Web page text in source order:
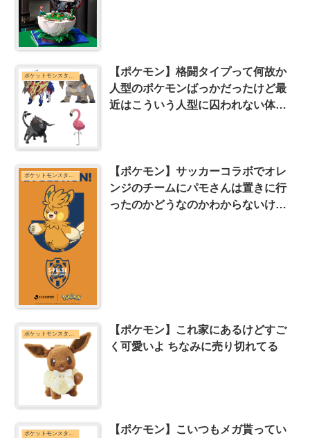
ポケットモンスターシリーズまとめ
【ポケモン】格闘タイプって何故か
人型のポケモンばっかだったけど最
近はこういう人型に囚われない体型
ポケットモンスターシリーズまとめ
【ポケモン】サッカーコラボでオレ
ンジのチームにパモさんは置きに行
ったのかどうなのかわからないけど
ポケットモンスターシリーズまとめ
【ポケモン】これ家にあるけどすご
く可愛いよ ちなみに売り切れてる
ポケットモンスターシリーズまとめ
【ポケモン】こいつもメガ貰ってい